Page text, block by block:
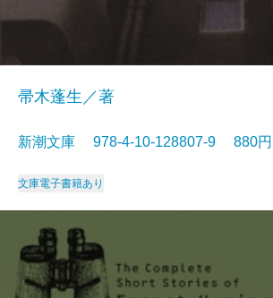
帚木蓬生／著
新潮文庫 978-4-10-128807-9 880
文庫電子書籍あり